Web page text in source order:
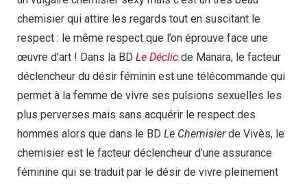
chemisier qui attire les regards tout en suscitant le
respect : le même respect que l’on éprouve face une
œuvre d’art ! Dans la BD Le Déclic de Manara, le facteur
déclencheur du désir féminin est une télécommande qui
permet à la femme de vivre ses pulsions sexuelles les
plus perverses mais sans acquérir le respect des
hommes alors que dans le BD Le Chemisierde Vivès, le
chemisier est le facteur déclencheur d’une assurance
féminine qui se traduit par le désir de vivre pleinement